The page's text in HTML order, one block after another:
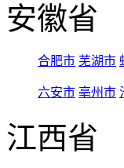
安徽省
合肥市 芜湖市
六安市 亳州市
江西省